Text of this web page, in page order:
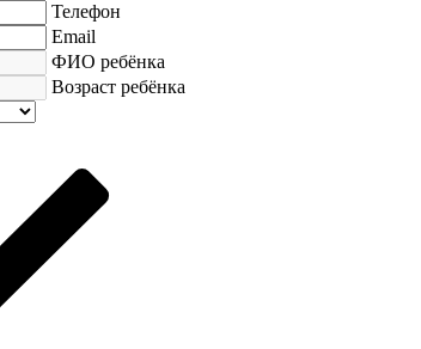
Телефон
Email
ФИО ребёнка
Возраст ребёнка